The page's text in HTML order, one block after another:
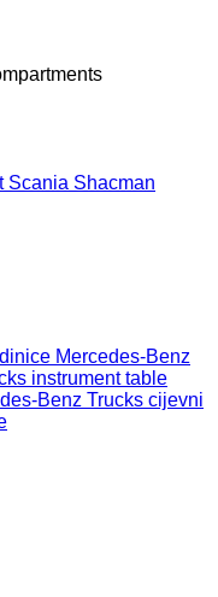
Scania Shacman
Mercedes-Benz
instrument table
Benz Trucks cijevni